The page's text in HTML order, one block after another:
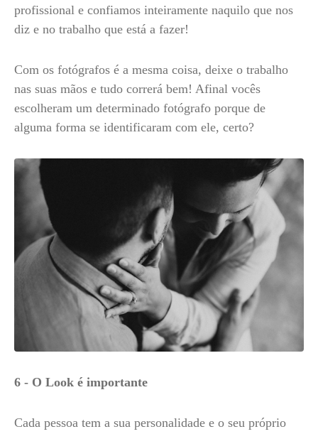
profissional e confiamos inteiramente naquilo que nos
diz e no trabalho que está a fazer!
Com os fotógrafos é a mesma coisa, deixe o trabalho
nas suas mãos e tudo correrá bem! Afinal vocês
escolheram um determinado fotógrafo porque de
alguma forma se identificaram com ele, certo?
6 - O Look é importante
Cada pessoa tem a sua personalidade e o seu próprio